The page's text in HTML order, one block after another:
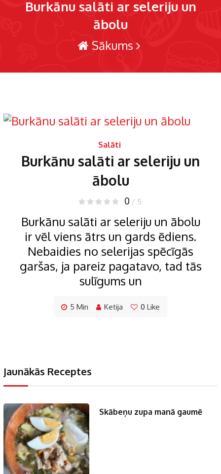
Burkānu salāti ar seleriju un
ābolu
Sākums
Salāti
Burkānu salāti ar seleriju un
ābolu
0 / 5
Burkānu salāti ar seleriju un ābolu
ir vēl viens ātrs un gards ēdiens.
Nebaidies no selerijas spēcīgās
garšas, ja pareiz pagatavo, tad tās
sulīgums un
5 Min Ketija 0 Like
Jaunākās Receptes
Skābeņu zupa manā gaumē